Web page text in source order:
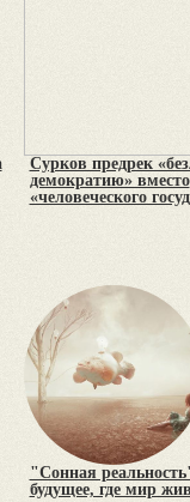
Сурков предрек
демократию» вместо
«человеческого
"Сонная
будущее, где мир